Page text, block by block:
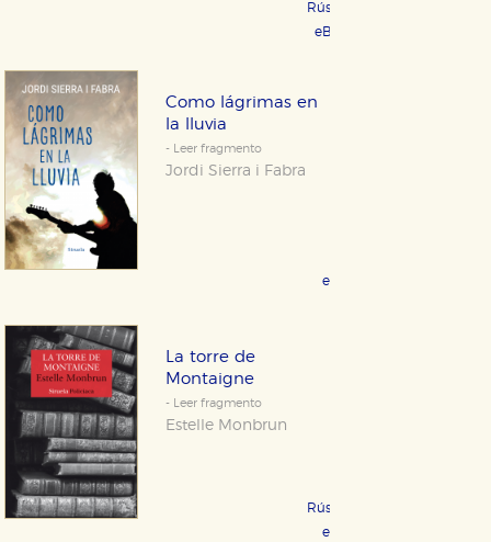
Rústica 24,95 €
eBook 11,99 €
Como lágrimas en
la lluvia
- Leer fragmento
Jordi Sierra i Fabra
eBook 8,99 €
La torre de
Montaigne
- Leer fragmento
Estelle Monbrun
Rústica 17,95 €
eBook 9,99 €